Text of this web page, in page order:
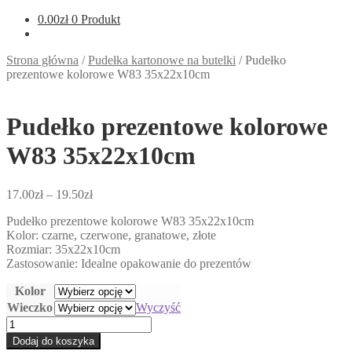
0.00zł 0 Produkt
Strona główna /Pudełka kartonowe na butelki /Pudełko
prezentowe kolorowe W83 35x22x10cm
Pudełko prezentowe kolorowe
W83 35x22x10cm
17.00zł – 19.50złZakres
od
17.00zł
do
19.50zł
Pudełko prezentowe kolorowe W83 35x22x10cm
Kolor: czarne, czerwone, granatowe, złote
Rozmiar: 35x22x10cm
Zastosowanie: Idealne opakowanie do prezentów
Kolor
Wieczko
Wyczyść
ilość
Pudełko
prezentowe
Dodaj do koszyka